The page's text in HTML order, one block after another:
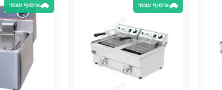
איסוף עצמי איסוף עצמי